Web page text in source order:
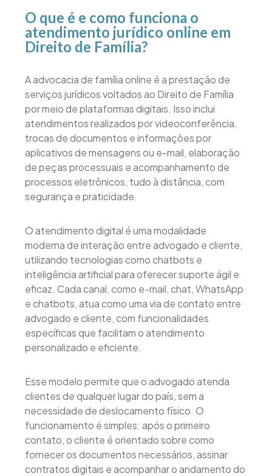
O que é e como funciona o
atendimento jurídico online em
Direito de Família?
A advocacia de família online é a prestação de
serviços jurídicos voltados ao Direito de Família
por meio de plataformas digitais. Isso inclui
atendimentos realizados por videoconferência,
trocas de documentos e informações por
aplicativos de mensagens ou e-mail, elaboração
de peças processuais e acompanhamento de
processos eletrônicos, tudo à distância, com
segurança e praticidade.
O atendimento digital é uma modalidade
moderna de interação entre advogado e cliente,
utilizando tecnologias como chatbots e
inteligência artificial para oferecer suporte ágil e
eficaz. Cada canal, como e-mail, chat, WhatsApp
e chatbots, atua como uma via de contato entre
advogado e cliente, com funcionalidades
específicas que facilitam o atendimento
personalizado e eficiente.
Esse modelo permite que o advogado atenda
clientes de qualquer lugar do país, sem a
necessidade de deslocamento físico. O
funcionamento é simples: após o primeiro
contato, o cliente é orientado sobre como
fornecer os documentos necessários, assinar
contratos digitais e acompanhar o andamento do